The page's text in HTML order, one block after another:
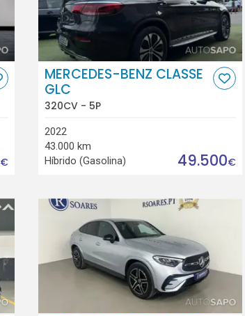
€
MERCEDES-BENZ CLASSE
GLC
320CV - 5P
2022
43.000 km
Híbrido (Gasolina)
49.500€